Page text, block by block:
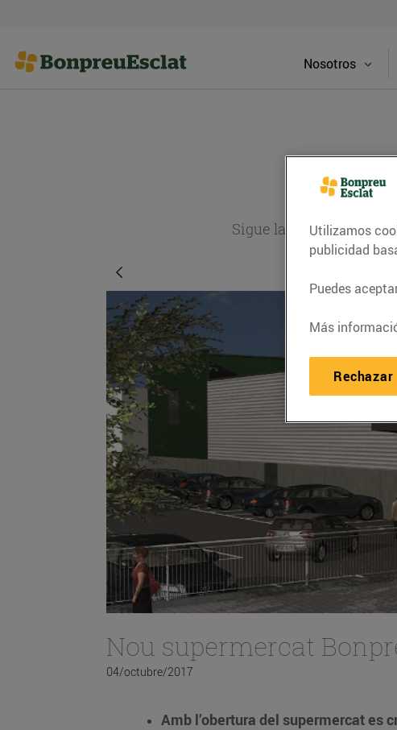
Nosotros
Sigue la actualidad de
Nou supermercat
04/octubre/2017
Amb l’obertura del supermercat es
Utilizamos
publicidad
Puedes
Más
Rechazar